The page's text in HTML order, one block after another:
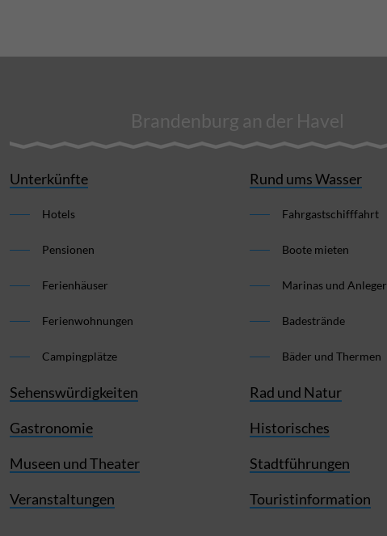
Brandenburg an der Havel
Unterkünfte
Hotels
Pensionen
Ferienhäuser
Ferienwohnungen
Campingplätze
Sehenswürdigkeiten
Gastronomie
Museen und Theater
Veranstaltungen
Rund ums Wasser
Fahrgastschifffahrt
Boote mieten
Marinas und Anleger
Badestrände
Bäder und Thermen
Rad und Natur
Historisches
Stadtführungen
Touristinformation